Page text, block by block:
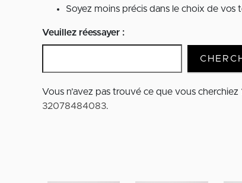
Soyez moins précis dans le choix de vos
Veuillez réessayer :
Vous n’avez pas trouvé ce que vous
32078484083.